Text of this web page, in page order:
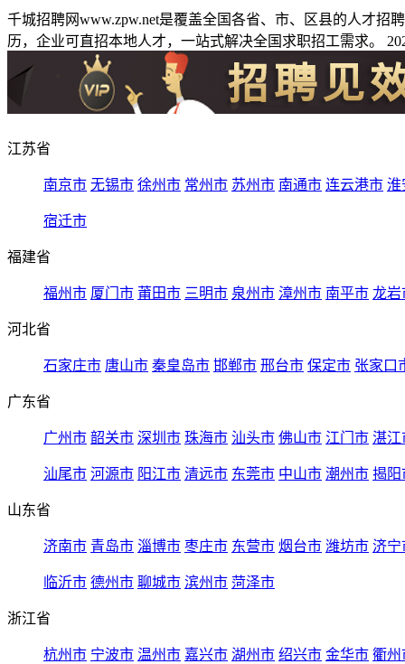
千城招聘网www.zpw.net是覆盖全国各省、市、区县的人才
历，企业可直招本地人才，一站式解决全国求职招工需求。
江苏省
南京市 无锡市 徐州市 常州市 苏州市 南通市 连云港市 淮
宿迁市
福建省
福州市 厦门市 莆田市 三明市 泉州市 漳州市 南平市 龙岩
河北省
石家庄市 唐山市 秦皇岛市 邯郸市 邢台市 保定市 张家口
广东省
广州市 韶关市 深圳市 珠海市 汕头市 佛山市 江门市 湛江
汕尾市 河源市 阳江市 清远市 东莞市 中山市 潮州市 揭阳
山东省
济南市 青岛市 淄博市 枣庄市 东营市 烟台市 潍坊市 济宁
临沂市 德州市 聊城市 滨州市 菏泽市
浙江省
杭州市 宁波市 温州市 嘉兴市 湖州市 绍兴市 金华市 衢州